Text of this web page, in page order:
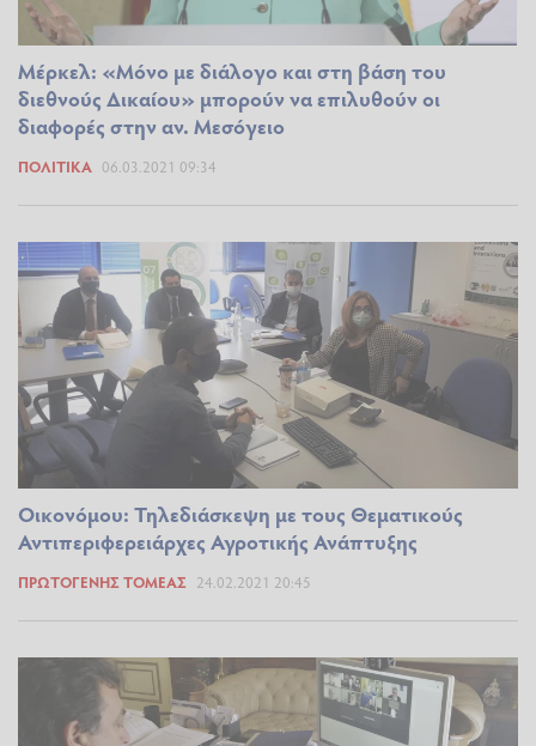
Μέρκελ: «Μόνο με διάλογο και στη βάση του
διεθνούς Δικαίου» μπορούν να επιλυθούν οι
διαφορές στην αν. Μεσόγειο
ΠΟΛΙΤΙΚΆ 06.03.2021 09:34
Οικονόμου: Τηλεδιάσκεψη με τους Θεματικούς
Αντιπεριφερειάρχες Αγροτικής Ανάπτυξης
ΠΡΩΤΟΓΕΝΉΣ ΤΟΜΈΑΣ 24.02.2021 20:45